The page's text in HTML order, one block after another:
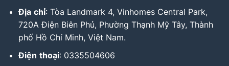
Địa chỉ: Tòa Landmark 4, Vinhomes Central Park,
720A Điện Biên Phủ, Phường Thạnh Mỹ Tây, Thành
phố Hồ Chí Minh, Việt Nam.
Điện thoại: 0335504606